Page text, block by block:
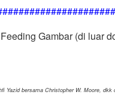
Gambar (di luar
Yazid bersama Christopher W. Moore, dkk